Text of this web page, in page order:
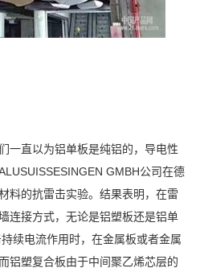
一直以为铝单板是纯铝的，导电性
GMBH公司在德
料的抗雷击实验。结果表明，在雷
连接方式，无论是铝塑板还是铝单
续电流作用时，在金属板或者金属
铝塑复合板由于中间聚乙烯芯层的